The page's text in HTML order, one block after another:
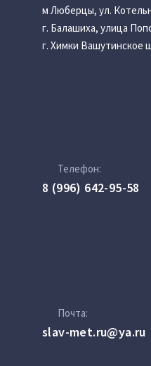
м Люберцы, ул.
г. Балашиха, улица
г. Химки Вашутинское
Телефон:
8 (996) 642-95-58
Почта:
slav-met.ru@ya.ru